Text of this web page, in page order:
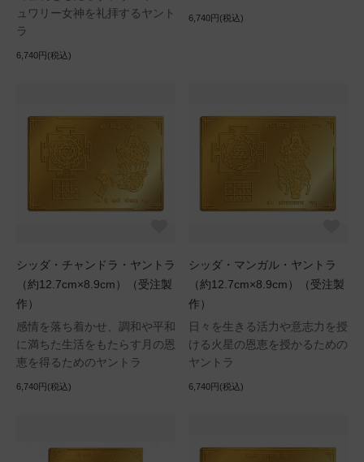
ュワリー女神を礼拝するヤント
ラ
6,740円(税込)
6,740円(税込)
シッダ・チャンドラ・ヤントラ
（約12.7cm×8.9cm）（受注製
作）
感情を落ち着かせ、調和や平和
に満ちた生活をもたらす月の恩
恵を得るためのヤントラ
6,740円(税込)
シッダ・マンガル・ヤントラ
（約12.7cm×8.9cm）（受注製
作）
日々を生きる活力や意志力を授
ける火星の恩恵を授かるための
ヤントラ
6,740円(税込)